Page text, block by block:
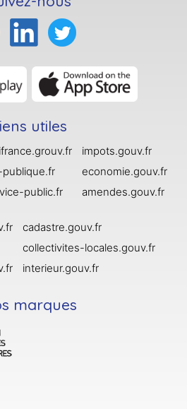
utiles
public.fr
impots.gouv.fr
economie.gouv.fr
amendes.gouv.fr
cadastre.gouv.fr
collectivites-locales.gouv.fr
interieur.gouv.fr
marques